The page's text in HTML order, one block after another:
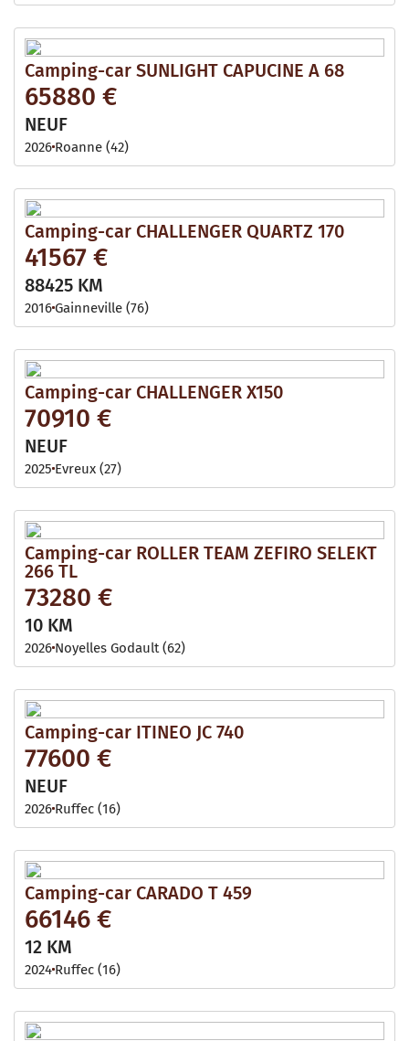
Camping-car SUNLIGHT CAPUCINE A 68
65880 €
NEUF
2026 Roanne (42)
Camping-car CHALLENGER QUARTZ 170
41567 €
88425 KM
2016Gainneville (76)
Camping-car CHALLENGER X150
70910 €
NEUF
2025 Evreux (27)
Camping-car ROLLER TEAM ZEFIRO SELEKT
266 TL
73280 €
10 KM
2026 Noyelles Godault (62)
Camping-car ITINEO JC 740
77600 €
NEUF
2026 Ruffec (16)
Camping-car CARADO T 459
66146 €
12 KM
2024 Ruffec (16)